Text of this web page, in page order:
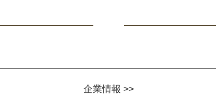
企業情報 >>